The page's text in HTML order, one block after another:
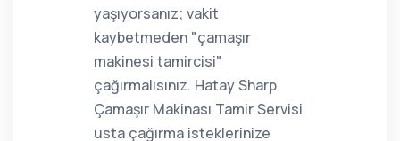
yaşıyorsanız; vakit
kaybetmeden "çamaşır
makinesi tamircisi"
çağırmalısınız. Hatay Sharp
Çamaşır Makinası Tamir Servisi
usta çağırma isteklerinize